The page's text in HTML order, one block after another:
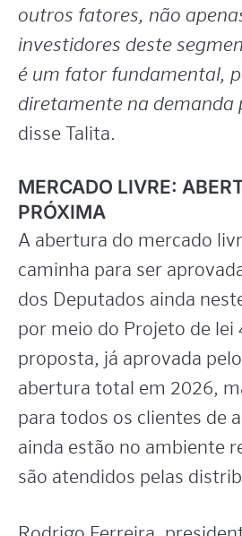
outros fatores, não
investidores deste
é um fator fundamental,
diretamente na demanda
disse Talita.
MERCADO LIVRE:
PRÓXIMA
A abertura do mercado
caminha para ser
dos Deputados ainda
por meio do Projeto de
proposta, já aprovada
abertura total em 2026,
para todos os clientes de
ainda estão no ambiente
são atendidos pelas